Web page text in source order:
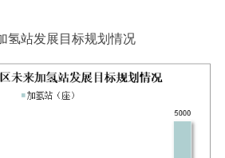
氢站发展目标规划情况